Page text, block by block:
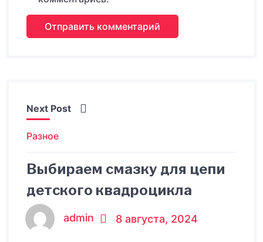
Next Post
Разное
Выбираем смазку для цепи
детского квадроцикла
admin 8 августа, 2024